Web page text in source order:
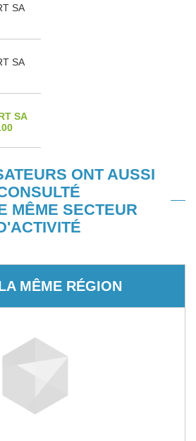
SA
SA
SA
ONT AUSSI
MÊME SECTEUR
MÊME RÉGION